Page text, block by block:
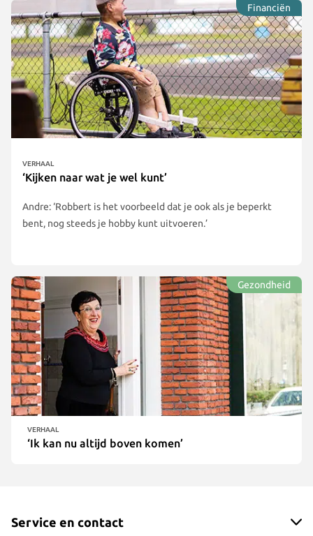
VERHAAL
‘Kijken naar wat je wel kunt’
Andre: ‘Robbert is het voorbeeld dat je ook als je beperkt
bent, nog steeds je hobby kunt uitvoeren.’
Financiën
Gezondheid
VERHAAL
‘Ik kan nu altijd boven komen’
Service en contact